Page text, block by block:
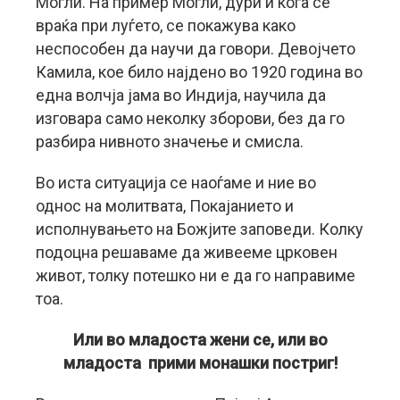
враќа при луѓето, се покажува како
неспособен да научи да говори. Девојчето
Камила, кое било најдено во 1920 година во
една волчја јама во Индија, научила да
изговара само неколку зборови, без да го
разбира нивното значење и смисла.
Во иста ситуација се наоѓаме и ние во
однос на молитвата, Покајанието и
исполнувањето на Божјите заповеди. Колку
подоцна решаваме да живееме црковен
живот, толку потешко ни е да го направиме
тоа.
Или во младоста жени се, или во
младоста прими монашки постриг!